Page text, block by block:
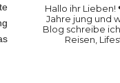
Hallo ihr Lieben!
Jahre jung und
Blog schreibe
Reisen,